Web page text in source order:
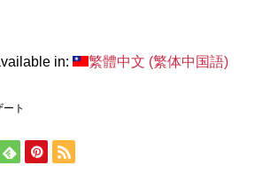
in: 繁體中文 (繁体中国語)
ト